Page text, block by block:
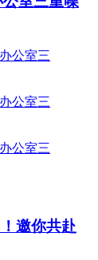
邀你共赴